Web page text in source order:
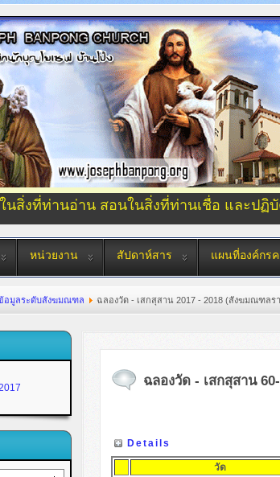
ในสิ่งที่ท่านอ่าน สอนในสิ่งที่ท่านเชื่อ และปฏิ
หน่วยงาน สัปดาห์สาร แผนที่องค์กร
อมูลระดับสังฆมณฑล ฉลองวัด - เสกสุสาน 2017 - 2018 (สังฆมณฑลร
ฉลองวัด - เสกสุสาน
Details
วัด